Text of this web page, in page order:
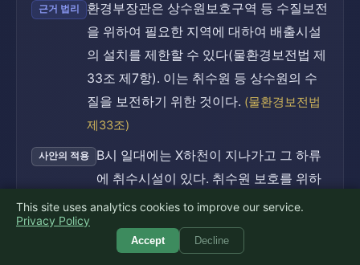
근거 법리
환경부장관은 상수원보호구역 등 수질보전
을 위하여 필요한 지역에 대하여 배출시설
의 설치를 제한할 수 있다(물환경보전법 제
33조 제7항). 이는 취수원 등 상수원의 수
질을 보전하기 위한 것이다. (물환경보전법
제33조)
사안의 적용
B시 일대에는 X하천이 지나가고 그 하류
에 취수시설이 있다. 취수원 보호를 위하
여 해당 지역이 설치제한지역으로 지정될
수 있는 전형적 사정에 해당한다.
취수시설 상류인 B시 일대는 설치제한지역 지
This site uses analytics cookies to improve our service.
Privacy Policy
Accept Decline